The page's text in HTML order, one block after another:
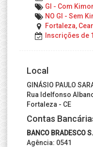
GI - Com
NO GI - Sem
Fortaleza,
Inscrições de
Local
GINÁSIO PAULO
Rua Idelfonso
Fortaleza - CE
Contas
BANCO BRADESCO
Agência: 0541